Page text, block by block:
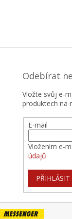
Odebírat
Vložte svůj e-
produktech na
E-mail
Vložením e-
údajů
PŘIHLÁSIT